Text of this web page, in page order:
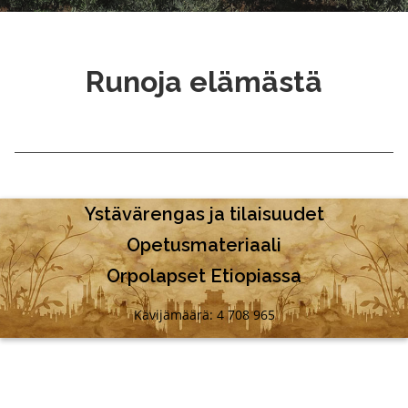
Runoja elämästä
Ystävärengas ja tilaisuudet
Opetusmateriaali
Orpolapset Etiopiassa
Kävijämäärä: 4 708 965